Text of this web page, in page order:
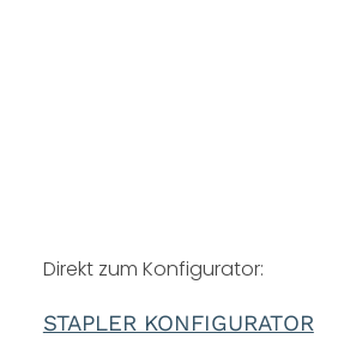
Direkt zum Konfigurator:
STAPLER KONFIGURATOR